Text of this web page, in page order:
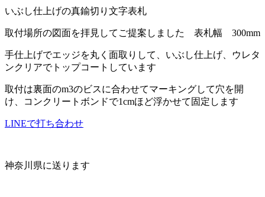
いぶし仕上げの真鍮切り文字表札
取付場所の図面を拝見してご提案しました 表札幅 300mm
手仕上げでエッジを丸く面取りして、いぶし仕上げ、ウレタ
ンクリアでトップコートしています
取付は裏面のm3のビスに合わせてマーキングして穴を開
け、コンクリートボンドで1cmほど浮かせて固定します
LINEで打ち合わせ
神奈川県に送ります